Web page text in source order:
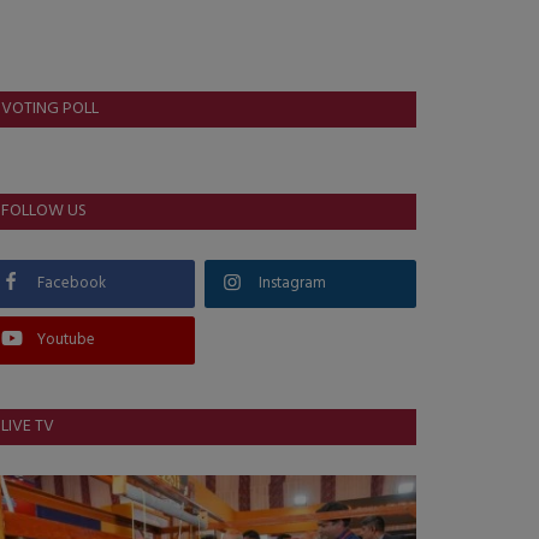
VOTING POLL
FOLLOW US
Facebook Instagram
Youtube
LIVE TV